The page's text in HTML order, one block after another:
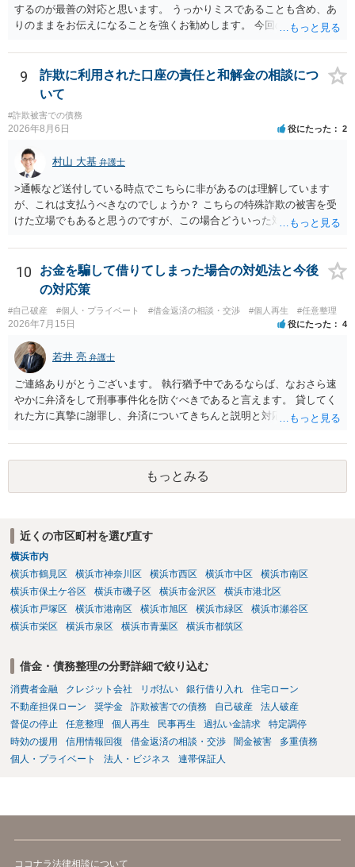
するのが最善の対応と思います。 うっかりミスであることも含め、あ
りのままをお伝えになることを強くお勧めします。 今回のできごとだ
早ければ早いほどいいのは間違いありません。 ご健闘をお祈りいたし
ます。
9
詐欺に利用された口座の責任と和解金の相談につ
いて
#詐欺被害での債務
2026年8月6日 役にたった 2
村山 大基 弁護士
>通帳など送付している時点でこちらに非があるのは理解しています
が、これは支払うべきなのでしょうか？ こちらの特殊詐欺の被害を受
けた立場でもあると思うのですが、この場合どういった対処が必要で
がいいとは思います。 そもそも、特殊詐欺関係なく旦那さんの行為
は法に触れる可能性もあります。 ＞100万を支払わず穏便に和解する
ことは可能でしょうか？ →一般的には難しいです。相談者さんも１０
０万円の被害を受けたとして、１円も払わないで和解したいと言われ
たら、 できるだけ重い刑罰を与えて欲しい、と思われるのではない
でしょうか。 ＞弁護士さんに入ってもらうことで支払額が下がること
はありますか？ そこはあり得ます、ただ、弁護士費用かけるならその
分賠償に回すことも考えられるので、 兼ね合いは考えてみましょう。
10
お金を騙して借りてしまった場合の対処法と今後
の対応策
#自己破産 #個人・プライベート #借金返済の相談・交渉 #個人再生 #任意整理
2026年7月15日 役にたった 4
若井 亮 弁護士
ご連絡ありがとうございます。 執行猶予中であるならば、なおさら速
やかに弁済をして刑事事件化を防ぐべきであると言えます。 貸してく
れた方に真摯に謝罪し、弁済についてきちんと説明と対応を行ってい
もっとみる
近くの市区町村を選び直す
横浜市内
横浜市鶴見区
横浜市神奈川区 横浜市西区 横浜市中区
横浜市南区
横浜市保土ケ谷区
横浜市磯子区 横浜市金沢区
横浜市港北区
横浜市戸塚区
横浜市港南区 横浜市旭区 横浜市緑区
横浜市瀬谷区
横浜市栄区
横浜市泉区 横浜市青葉区 横浜市都筑区
借金・債務整理の分野詳細で絞り込む
消費者金融 クレジット会社 リボ払い 銀行借り入れ
住宅ローン
不動産担保ローン
奨学金 詐欺被害での債務 自己破産
法人破産
督促の停止
任意整理 個人再生 民事再生 過払い金請求
特定調停
時効の援用
信用情報回復 借金返済の相談・交渉 闇金被害
多重債務
個人・プライベート
法人・ビジネス 連帯保証人
ココナラ法律相談について